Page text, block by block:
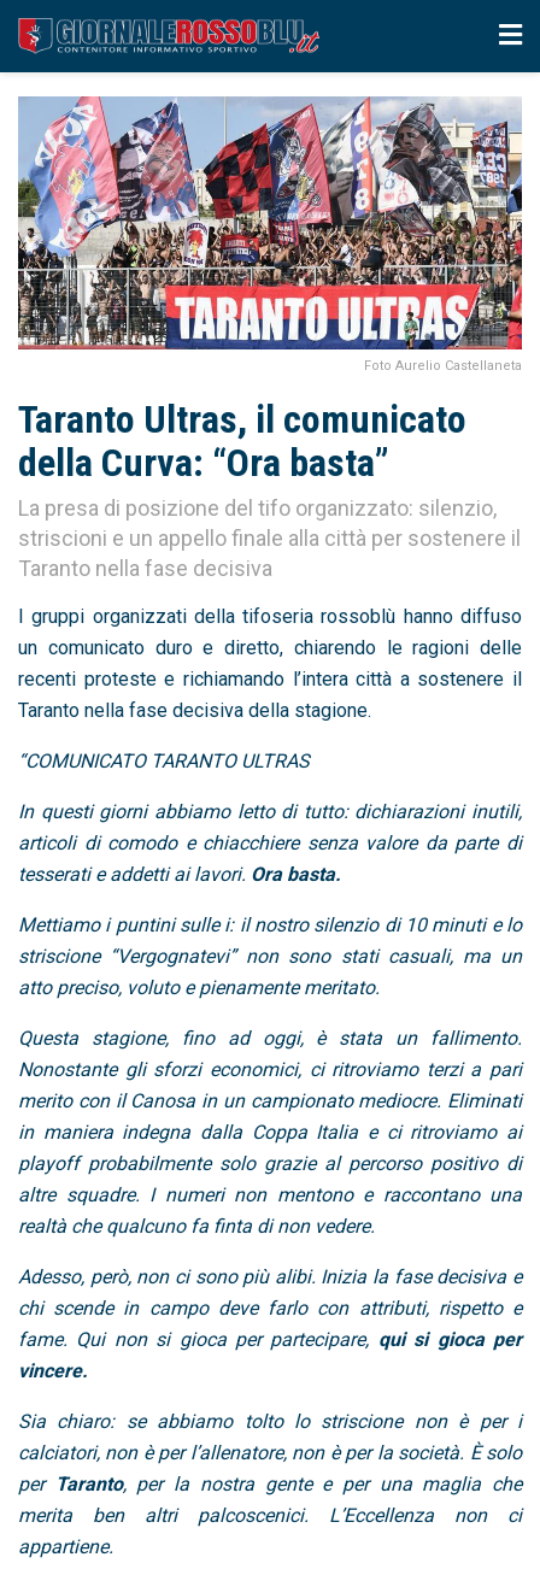
Foto Aurelio Castellaneta
Taranto Ultras, il comunicato
della Curva: “Ora basta”
La presa di posizione del tifo organizzato: silenzio,
striscioni e un appello finale alla città per sostenere il
Taranto nella fase decisiva
I gruppi organizzati della tifoseria rossoblù hanno diffuso
un comunicato duro e diretto, chiarendo le ragioni delle
recenti proteste e richiamando l’intera città a sostenere il
Taranto nella fase decisiva della stagione.
“COMUNICATO TARANTO ULTRAS
In questi giorni abbiamo letto di tutto: dichiarazioni inutili,
articoli di comodo e chiacchiere senza valore da parte di
tesserati e addetti ai lavori. Ora basta.
Mettiamo i puntini sulle i: il nostro silenzio di 10 minuti e lo
striscione “Vergognatevi” non sono stati casuali, ma un
atto preciso, voluto e pienamente meritato.
Questa stagione, fino ad oggi, è stata un fallimento.
Nonostante gli sforzi economici, ci ritroviamo terzi a pari
merito con il Canosa in un campionato mediocre. Eliminati
in maniera indegna dalla Coppa Italia e ci ritroviamo ai
playoff probabilmente solo grazie al percorso positivo di
altre squadre. I numeri non mentono e raccontano una
realtà che qualcuno fa finta di non vedere.
Adesso, però, non ci sono più alibi. Inizia la fase decisiva e
chi scende in campo deve farlo con attributi, rispetto e
fame. Qui non si gioca per partecipare, qui si gioca per
vincere.
Sia chiaro: se abbiamo tolto lo striscione non è per i
calciatori, non è per l’allenatore, non è per la società. È solo
per Taranto, per la nostra gente e per una maglia che
merita ben altri palcoscenici. L’Eccellenza non ci
appartiene.